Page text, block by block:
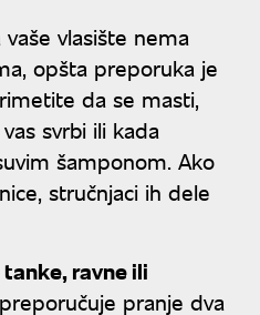
vlasište nema
opšta preporuka je
da se masti,
svrbi ili kada
šamponom. Ako
stručnjaci ih dele
ravne ili
pranje dva